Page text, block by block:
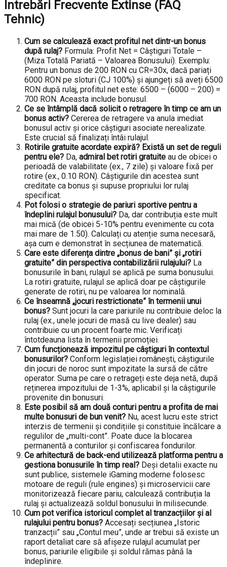
Întrebări Frecvente Extinse (FAQ
Tehnic)
Cum se calculează exact profitul net dintr-un bonus
după rulaj? Formula: Profit Net = Câștiguri Totale –
(Miza Totală Pariată – Valoarea Bonusului). Exemplu:
Pentru un bonus de 200 RON cu CR=30x, dacă pariați
6000 RON pe sloturi (CJ 100%) și ajungeți să aveți 6500
RON după rulaj, profitul net este: 6500 – (6000 – 200) =
700 RON. Aceasta include bonusul.
Ce se întâmplă dacă solicit o retragere în timp ce am un
bonus activ? Cererea de retragere va anula imediat
bonusul activ și orice câștiguri asociate nerealizate.
Este crucial să finalizați întâi rulajul.
Rotirile gratuite acordate expiră? Există un set de reguli
pentru ele? Da, admiral bet rotiri gratuite au de obicei o
perioadă de valabilitate (ex., 7 zile) și valoare fixă per
rotire (ex., 0.10 RON). Câștigurile din acestea sunt
creditate ca bonus și supuse propriului lor rulaj
specificat.
Pot folosi o strategie de pariuri sportive pentru a
îndeplini rulajul bonusului? Da, dar contribuția este mult
mai mică (de obicei 5-10% pentru evenimente cu cota
mai mare de 1.50). Calculați cu atenție suma necesară,
așa cum e demonstrat în secțiunea de matematică.
Care este diferența dintre „bonus de bani” și „rotiri
gratuite” din perspectiva contabilizării rulajului? La
bonusurile în bani, rulajul se aplică pe suma bonusului.
La rotiri gratuite, rulajul se aplică doar pe câștigurile
generate de rotiri, nu pe valoarea lor nominală.
Ce înseamnă „jocuri restrictionate” în termenii unui
bonus? Sunt jocuri la care pariurile nu contribuie deloc la
rulaj (ex., unele jocuri de masă cu live dealer) sau
contribuie cu un procent foarte mic. Verificați
întotdeauna lista în termenii promoției.
Cum funcționează impozitul pe câștiguri în contextul
bonusurilor? Conform legislației românești, câștigurile
din jocuri de noroc sunt impozitate la sursă de către
operator. Suma pe care o retrageți este deja netă, după
reținerea impozitului de 1-3%, aplicabil și la câștigurile
provenite din bonusuri.
Este posibil să am două conturi pentru a profita de mai
multe bonusuri de bun venit? Nu, acest lucru este strict
interzis de termenii și condițiile și constituie încălcare a
regulilor de „multi-cont”. Poate duce la blocarea
permanentă a conturilor și confiscarea fondurilor.
Ce arhitectură de back-end utilizează platforma pentru a
gestiona bonusurile în timp real? Deși detalii exacte nu
sunt publice, sistemele iGaming moderne folosesc
motoare de reguli (rule engines) și microservicii care
monitorizează fiecare pariu, calculează contribuția la
rulaj și actualizează soldul bonusului în milisecunde.
Cum pot verifica istoricul complet al tranzacțiilor și al
rulajului pentru bonus? Accesați secțiunea „Istoric
tranzacții” sau „Contul meu”, unde ar trebui să existe un
raport detaliat care să afișeze rulajul acumulat per
bonus, pariurile eligibile și soldul rămas până la
îndeplinire.